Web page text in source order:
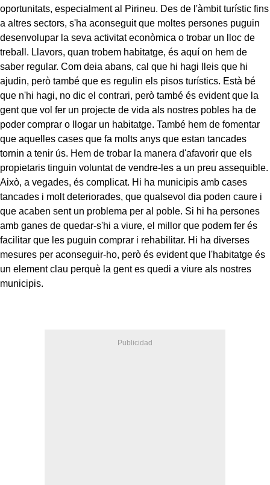
oportunitats, especialment al Pirineu. Des de l'àmbit turístic fins
a altres sectors, s'ha aconseguit que moltes persones puguin
desenvolupar la seva activitat econòmica o trobar un lloc de
treball. Llavors, quan trobem habitatge, és aquí on hem de
saber regular. Com deia abans, cal que hi hagi lleis que hi
ajudin, però també que es regulin els pisos turístics. Està bé
que n'hi hagi, no dic el contrari, però també és evident que la
gent que vol fer un projecte de vida als nostres pobles ha de
poder comprar o llogar un habitatge. També hem de fomentar
que aquelles cases que fa molts anys que estan tancades
tornin a tenir ús. Hem de trobar la manera d'afavorir que els
propietaris tinguin voluntat de vendre-les a un preu assequible.
Això, a vegades, és complicat. Hi ha municipis amb cases
tancades i molt deteriorades, que qualsevol dia poden caure i
que acaben sent un problema per al poble. Si hi ha persones
amb ganes de quedar-s'hi a viure, el millor que podem fer és
facilitar que les puguin comprar i rehabilitar. Hi ha diverses
mesures per aconseguir-ho, però és evident que l'habitatge és
un element clau perquè la gent es quedi a viure als nostres
municipis.